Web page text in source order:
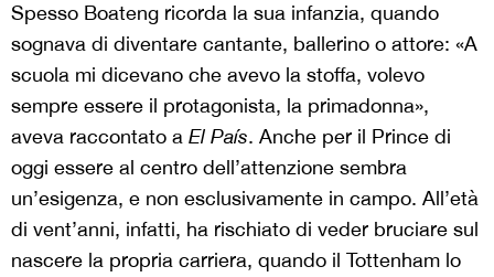
Spesso Boateng ricorda la sua infanzia, quando
sognava di diventare cantante, ballerino o attore: «A
scuola mi dicevano che avevo la stoffa, volevo
sempre essere il protagonista, la primadonna»,
aveva raccontato a El País. Anche per il Prince di
oggi essere al centro dell’attenzione sembra
un’esigenza, e non esclusivamente in campo. All’età
di vent’anni, infatti, ha rischiato di veder bruciare sul
nascere la propria carriera, quando il Tottenham lo